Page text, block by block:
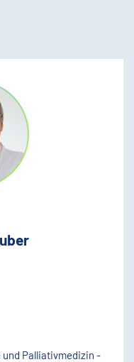
Palliativmedizin -